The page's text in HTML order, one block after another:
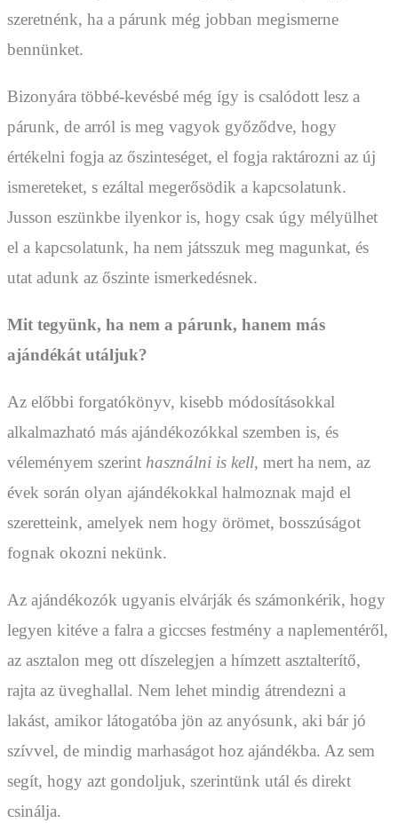
szeretnénk, ha a párunk még jobban megismerne
bennünket.
Bizonyára többé-kevésbé még így is csalódott lesz a
párunk, de arról is meg vagyok győződve, hogy
értékelni fogja az őszinteséget, el fogja raktározni az új
ismereteket, s ezáltal megerősödik a kapcsolatunk.
Jusson eszünkbe ilyenkor is, hogy csak úgy mélyülhet
el a kapcsolatunk, ha nem játsszuk meg magunkat, és
utat adunk az őszinte ismerkedésnek.
Mit tegyünk, ha nem a párunk, hanem más
ajándékát utáljuk?
Az előbbi forgatókönyv, kisebb módosításokkal
alkalmazható más ajándékozókkal szemben is, és
véleményem szerint használni is kell, mert ha nem, az
évek során olyan ajándékokkal halmoznak majd el
szeretteink, amelyek nem hogy örömet, bosszúságot
fognak okozni nekünk.
Az ajándékozók ugyanis elvárják és számonkérik, hogy
legyen kitéve a falra a giccses festmény a naplementéről,
az asztalon meg ott díszelegjen a hímzett asztalterítő,
rajta az üveghallal. Nem lehet mindig átrendezni a
lakást, amikor látogatóba jön az anyósunk, aki bár jó
szívvel, de mindig marhaságot hoz ajándékba. Az sem
segít, hogy azt gondoljuk, szerintünk utál és direkt
csinálja.